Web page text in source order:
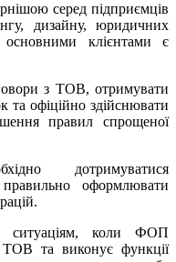
серед підприємців
дизайну, юридичних
клієнтами є
з ТОВ, отримувати
та офіційно здійснювати
правил спрощеної
дотримуватися
оформлювати
ситуаціям, коли ФОП
та виконує функції